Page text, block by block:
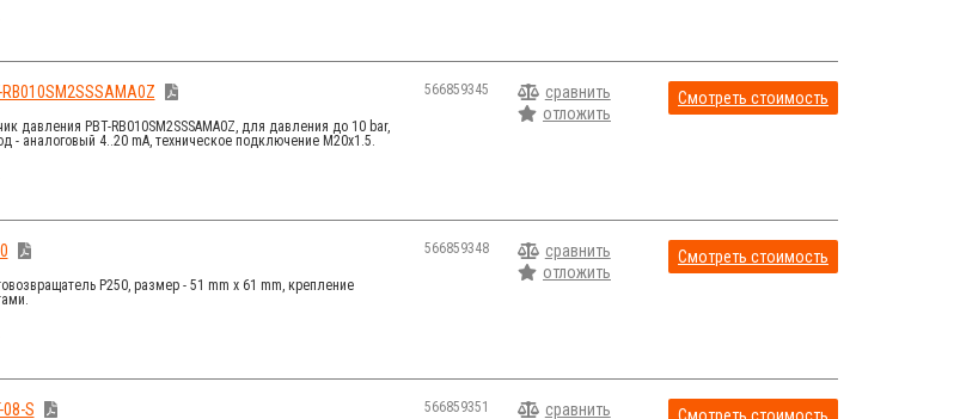
RB010SM2SSSAMA0Z
давления PBT-RB010SM2SSSAMA0Z, для давления до 10 bar,
- аналоговый 4..20 mA, техническое подключение M20x1.5.
566859345
сравнить
отложить
Смотреть стоимость
P250, размер - 51 mm x 61 mm, крепление
566859348
сравнить
отложить
Смотреть стоимость
08-S 566859351
сравнить